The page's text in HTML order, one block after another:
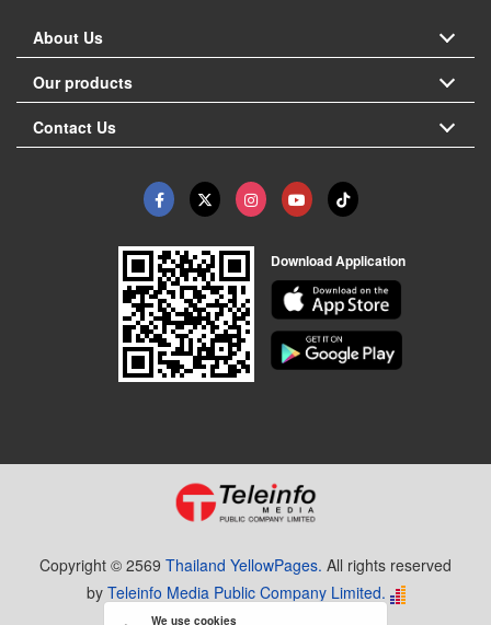
About Us
Our products
Contact Us
Download Application
Copyright © 2569 Thailand YellowPages. All rights reserved
by Teleinfo Media Public Company Limited.
We use cookies